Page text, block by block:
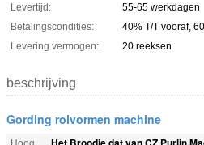
Levertijd:
55-65 werkdagen
Betalingscondities:
40% T/T vooraf,
Levering vermogen:
20 reeksen
beschrijving
Gording rolvormen machine